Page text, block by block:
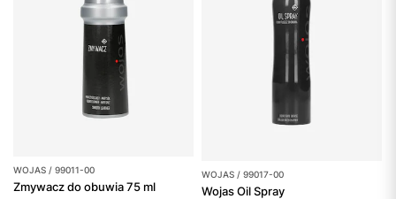
WOJAS / 99011-00
Zmywacz do obuwia 75 ml
WOJAS / 99017-00
Wojas Oil Spray